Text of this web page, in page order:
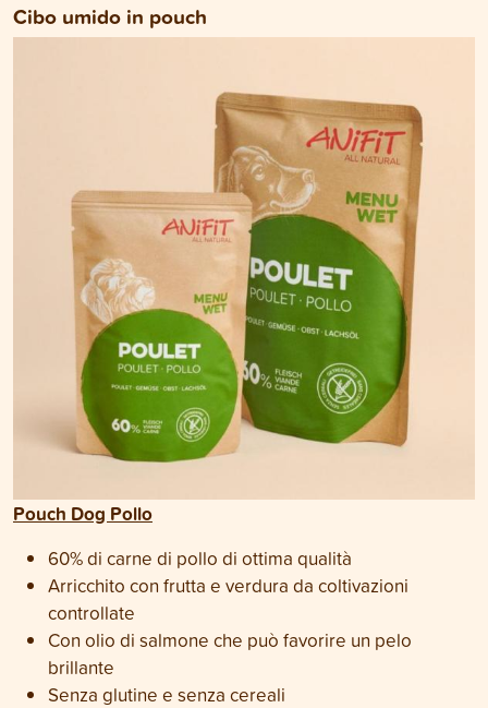
Cibo umido in pouch
Pouch Dog Pollo
60% di carne di pollo di ottima qualità
Arricchito con frutta e verdura da coltivazioni
controllate
Con olio di salmone che può favorire un pelo
brillante
Senza glutine e senza cereali